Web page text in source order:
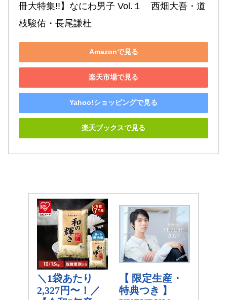
冊大特集!!】なにわ男子 Vol.１　西畑大吾・道
枝駿佑・長尾謙杜
Amazonで見る
楽天市場で見る
Yahoo!ショッピングで見る
楽天ブックスで見る